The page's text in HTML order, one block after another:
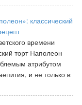
классический
времени
торт Наполеон
атрибутом
и не только в